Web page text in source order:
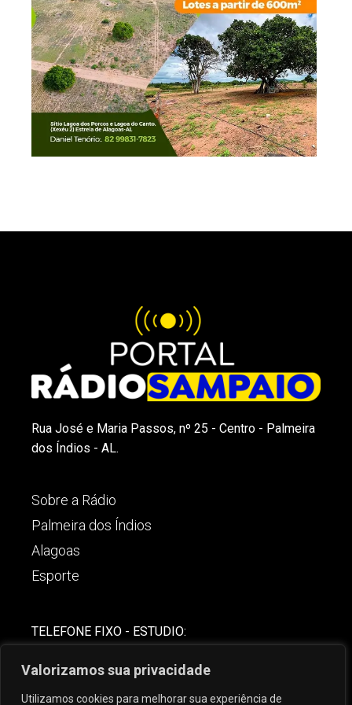
Valorizamos sua privacidade
Utilizamos cookies para melhorar sua experiência de
Rua José e Maria Passos, nº 25 - Centro - Palmeira
dos Índios - AL.
Sobre a Rádio
Palmeira dos Índios
Alagoas
Esporte
TELEFONE FIXO - ESTUDIO: